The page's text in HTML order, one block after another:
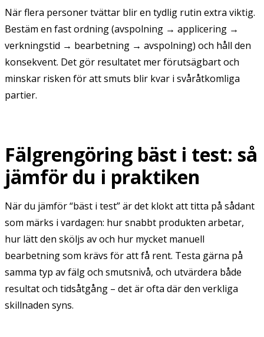
När flera personer tvättar blir en tydlig rutin extra viktig.
Bestäm en fast ordning (avspolning → applicering →
verkningstid → bearbetning → avspolning) och håll den
konsekvent. Det gör resultatet mer förutsägbart och
minskar risken för att smuts blir kvar i svåråtkomliga
partier.
Fälgrengöring bäst i test: så
jämför du i praktiken
När du jämför “bäst i test” är det klokt att titta på sådant
som märks i vardagen: hur snabbt produkten arbetar,
hur lätt den sköljs av och hur mycket manuell
bearbetning som krävs för att få rent. Testa gärna på
samma typ av fälg och smutsnivå, och utvärdera både
resultat och tidsåtgång – det är ofta där den verkliga
skillnaden syns.